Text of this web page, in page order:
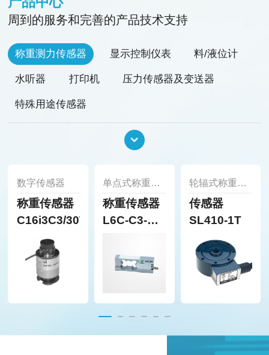
周到的服务和完善的产品技术支持
称重测力传感器 显示控制仪表 料/液位计
水听器 打印机 压力传感器及变送器
特殊用途传感器
振动及加速度传感器（加速度计）
微控制器 流量传感器/开关 实验室设备
电缆 速度传感器 接线盒
工业平板电脑 数字拉力器 声级计
硬度计
数字传感器
称重传感器
C16i3C3/30T
单点式称重传感器
称重传感器
L6C-C3-
轮辐式称重传感器
传感器
SL410-1T